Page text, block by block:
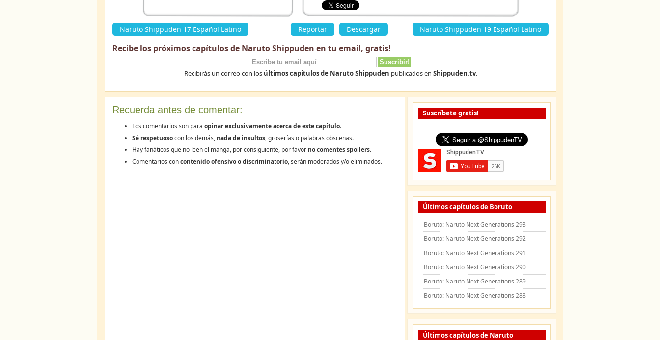
Naruto Shippuden 17 Español Latino Reportar Descargar Naruto Shippuden 19 Español Latino
Recibe los próximos capítulos de Naruto Shippuden en tu email, gratis!
Recibirás un correo con los últimos capítulos de Naruto Shippuden publicados en Shippuden.tv.
Recuerda antes de comentar:
Los comentarios son para opinar exclusivamente acerca de este capítulo.
Sé respetuosocon los demás, nada de insultos, groserías o palabras obscenas.
Hay fanáticos que no leen el manga, por consiguiente, por favor no comentes spoilers.
Comentarios concontenido ofensivo o discriminatorio, serán moderados y/o eliminados.
Suscríbete gratis!
Últimos capítulos de Boruto
Boruto: Naruto Next Generations 293
Boruto: Naruto Next Generations 292
Boruto: Naruto Next Generations 291
Boruto: Naruto Next Generations 290
Boruto: Naruto Next Generations 289
Boruto: Naruto Next Generations 288
Últimos capítulos de Naruto